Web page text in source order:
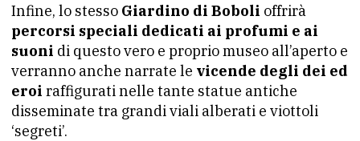
Infine, lo stesso Giardino di Boboli offrirà
percorsi speciali dedicati ai profumi e ai
suoni di questo vero e proprio museo all’aperto e
verranno anche narrate le vicende degli dei ed
eroi raffigurati nelle tante statue antiche
disseminate tra grandi viali alberati e viottoli
‘segreti’.